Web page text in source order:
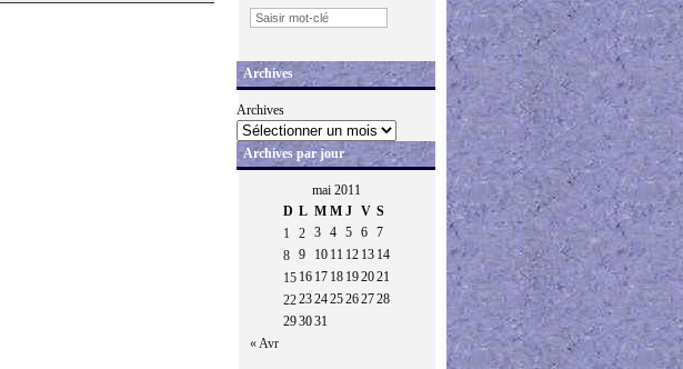
Archives
Archives
Archives par jour
mai 2011
D L M M J V S
1
2 3 4 5 6
7
8
9 10 11 12 13 14
15 16 17 18 192021
22232425262728
293031
« Avr